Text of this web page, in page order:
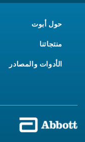
حول أبوت
منتجاتنا
الأدوات والمصادر